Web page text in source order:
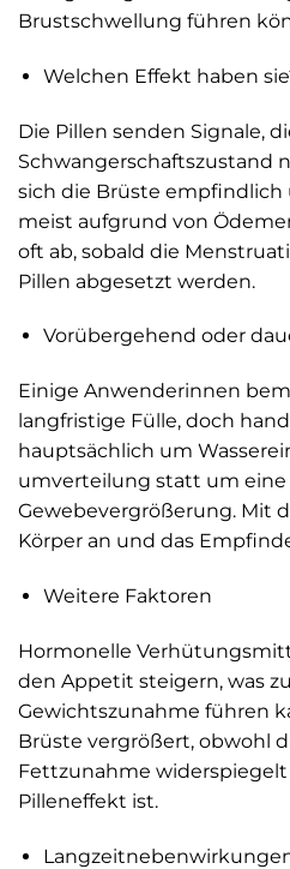
Brustschwellung führen
Welchen Effekt haben
Die Pillen senden Signale,
Schwangerschaftszustand
sich die Brüste empfindlich
meist aufgrund von
oft ab, sobald die
Pillen abgesetzt werden.
Vorübergehend oder
Einige Anwenderinnen
langfristige Fülle, doch
hauptsächlich um
umverteilung statt um eine
Gewebevergrößerung. Mit
Körper an und das
Weitere Faktoren
Hormonelle
den Appetit steigern, was
Gewichtszunahme führen
Brüste vergrößert, obwohl
Fettzunahme
Pilleneffekt ist.